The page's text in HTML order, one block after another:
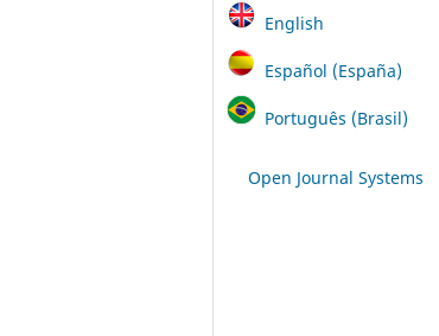
English
Español (España)
Português (Brasil)
Open Journal Systems